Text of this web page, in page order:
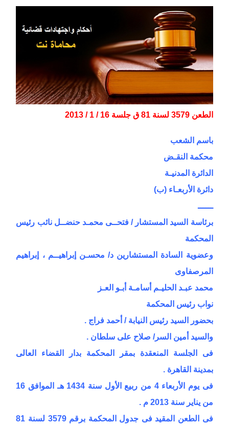
الطعن 3579 لسنة 81 ق جلسة 16 / 1 / 2013
باسم الشعب
محكمة النقـض
الدائرة المدنيـة
دائرة الأربعـاء (ب)
ــــــ
برئاسة السيد المستشار / فتحــى محمـد حنضــل نائب رئيس
المحكمة
وعضوية السادة المستشارين د/ محسـن إبراهيــم ، إبراهيم
المرصفاوى
محمد عبـد الحليـم أسامـة أبـو العـز
نواب رئيس المحكمة
بحضور السيد رئيس النيابة / أحمد فراج .
والسيد أمين السر/ صلاح على سلطان .
فى الجلسة المنعقدة بمقر المحكمة بدار القضاء العالى
بمدينة القاهرة .
فى يوم الأربعاء 4 من ربيع الأول سنة 1434 هـ الموافق 16
من يناير سنة 2013 م .
فى الطعن المقيد فى جدول المحكمة برقم 3579 لسنة 81